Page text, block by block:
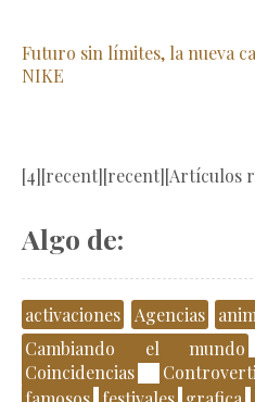
Futuro sin límites, la nueva
NIKE
[4][recent][recent][Artículos
Algo de:
activaciones Agencias
Cambiando el mundo
Coincidencias